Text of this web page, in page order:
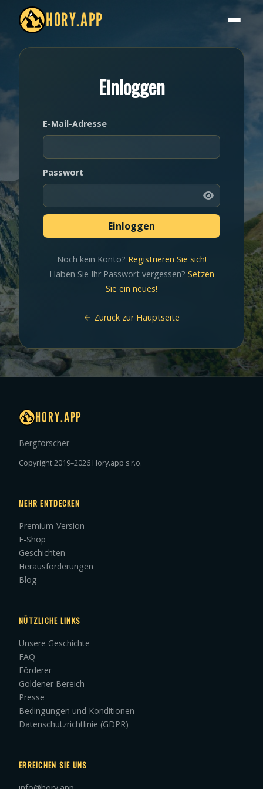
HORY.APP
Einloggen
E-Mail-Adresse
Passwort
Noch kein Konto? Registrieren Sie sich!
Haben Sie Ihr Passwort vergessen? Setzen
Sie ein neues!
Zurück zur Hauptseite
HORY.APP
Bergforscher
Copyright 2019–2026 Hory.app s.r.o.
MEHR ENTDECKEN
Premium-Version
E-Shop
Geschichten
Herausforderungen
Blog
NÜTZLICHE LINKS
Unsere Geschichte
FAQ
Förderer
Goldener Bereich
Presse
Bedingungen und Konditionen
Datenschutzrichtlinie (GDPR)
ERREICHEN SIE UNS